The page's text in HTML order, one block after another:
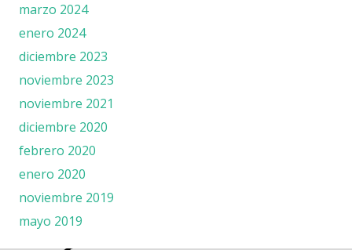
marzo 2024
enero 2024
diciembre 2023
noviembre 2023
noviembre 2021
diciembre 2020
febrero 2020
enero 2020
noviembre 2019
mayo 2019